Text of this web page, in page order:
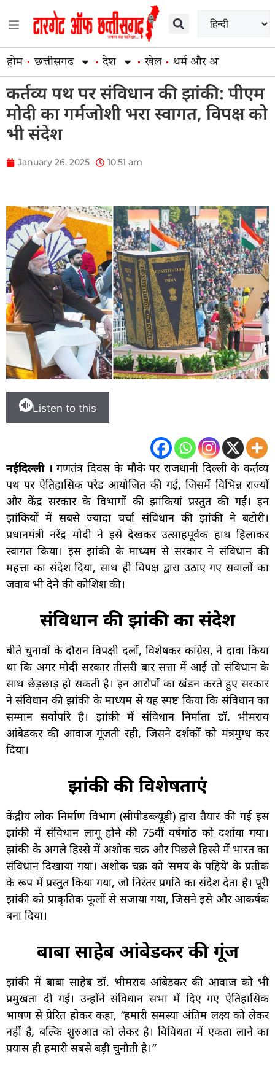
होम छत्तीसगढ देश खेल धर्म और आस्था
कर्तव्य पथ पर संविधान की झांकी: पीएम
मोदी का गर्मजोशी भरा स्वागत, विपक्ष को
भी संदेश
January 26, 2025 10:51 am
Listen to this
नईदिल्ली । गणतंत्र दिवस के मौके पर राजधानी दिल्ली के कर्तव्य
पथ पर ऐतिहासिक परेड आयोजित की गई, जिसमें विभिन्न राज्यों
और केंद्र सरकार के विभागों की झांकियां प्रस्तुत की गईं। इन
झांकियों में सबसे ज्यादा चर्चा संविधान की झांकी ने बटोरी।
प्रधानमंत्री नरेंद्र मोदी ने इसे देखकर उत्साहपूर्वक हाथ हिलाकर
स्वागत किया। इस झांकी के माध्यम से सरकार ने संविधान की
महत्ता का संदेश दिया, साथ ही विपक्ष द्वारा उठाए गए सवालों का
जवाब भी देने की कोशिश की।
संविधान की झांकी का संदेश
बीते चुनावों के दौरान विपक्षी दलों, विशेषकर कांग्रेस, ने दावा किया
था कि अगर मोदी सरकार तीसरी बार सत्ता में आई तो संविधान के
साथ छेड़छाड़ हो सकती है। इन आरोपों का खंडन करते हुए सरकार
ने संविधान की झांकी के माध्यम से यह स्पष्ट किया कि संविधान का
सम्मान सर्वोपरि है। झांकी में संविधान निर्माता डॉ. भीमराव
आंबेडकर की आवाज गूंजती रही, जिसने दर्शकों को मंत्रमुग्ध कर
दिया।
झांकी की विशेषताएं
केंद्रीय लोक निर्माण विभाग (सीपीडब्ल्यूडी) द्वारा तैयार की गई इस
झांकी में संविधान लागू होने की 75वीं वर्षगांठ को दर्शाया गया।
झांकी के अगले हिस्से में अशोक चक्र और पिछले हिस्से में भारत का
संविधान दिखाया गया। अशोक चक्र को ‘समय के पहिये’ के प्रतीक
के रूप में प्रस्तुत किया गया, जो निरंतर प्रगति का संदेश देता है। पूरी
झांकी को प्राकृतिक फूलों से सजाया गया, जिसने इसे और आकर्षक
बना दिया।
बाबा साहेब आंबेडकर की गूंज
झांकी में बाबा साहेब डॉ. भीमराव आंबेडकर की आवाज को भी
प्रमुखता दी गई। उन्होंने संविधान सभा में दिए गए ऐतिहासिक
भाषण से प्रेरित होकर कहा, “हमारी समस्या अंतिम लक्ष्य को लेकर
नहीं है, बल्कि शुरुआत को लेकर है। विविधता में एकता लाने का
प्रयास ही हमारी सबसे बड़ी चुनौती है।”